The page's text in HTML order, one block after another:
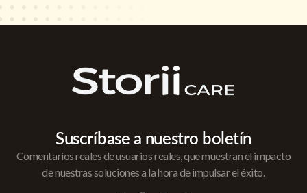
Suscríbase a nuestro boletín
Comentarios reales de usuarios reales, que muestran el impacto
de nuestras soluciones a la hora de impulsar el éxito.